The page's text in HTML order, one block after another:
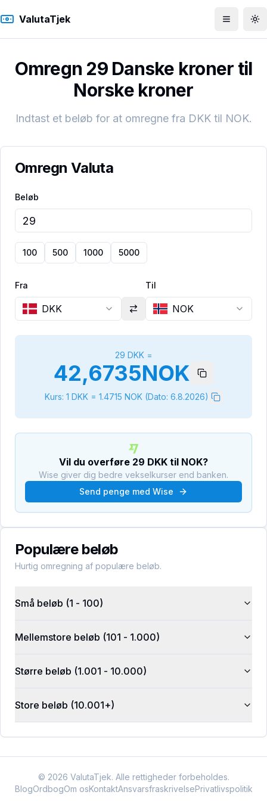
ValutaTjek Åbn menu
Omregn 29 Danske kroner til
Norske kroner
Indtast et beløb for at omregne fra DKKtil NOK.
Omregn Valuta
Beløb
100 500 1000 5000
Fra
DKK
Til
NOK
29 DKK=
42,6735NOK
Kurs: 1 DKK= 1.4715 NOK(Dato: 6.8.2026)
Vil du overføre 29 DKK til NOK?
Wise giver dig bedre vekselkurser end banken.
Send penge med Wise
Populære beløb
Hurtig omregning af populære beløb.
Små beløb (1 - 100)
Mellemstore beløb (101 - 1.000)
Større beløb (1.001 - 10.000)
Store beløb (10.001+)
© 2026 ValutaTjek. Alle rettigheder forbeholdes.
BlogOrdbogOm osKontaktAnsvarsfraskrivelsePrivatlivspolitik